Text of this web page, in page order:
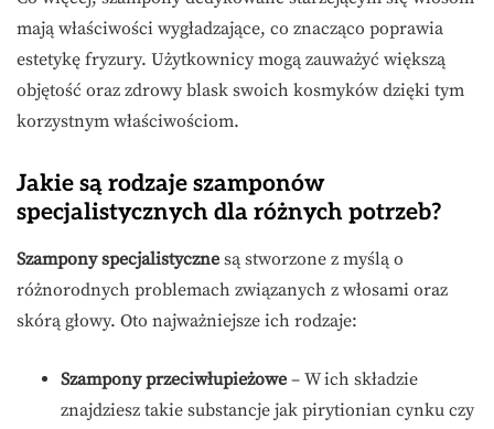
mają właściwości wygładzające, co znacząco poprawia
estetykę fryzury. Użytkownicy mogą zauważyć większą
objętość oraz zdrowy blask swoich kosmyków dzięki tym
korzystnym właściwościom.
Jakie są rodzaje szamponów
specjalistycznych dla różnych potrzeb?
Szampony specjalistyczne są stworzone z myślą o
różnorodnych problemach związanych z włosami oraz
skórą głowy. Oto najważniejsze ich rodzaje:
Szampony przeciwłupieżowe – W ich składzie
znajdziesz takie substancje jak pirytionian cynku czy